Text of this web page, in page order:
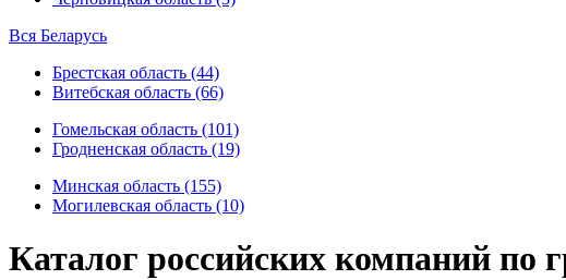
Вся Беларусь
Брестская область (44)
Витебская область (66)
Гомельская область (101)
Гродненская область (19)
Минская область (155)
Могилевская область (10)
Каталог российских компаний по